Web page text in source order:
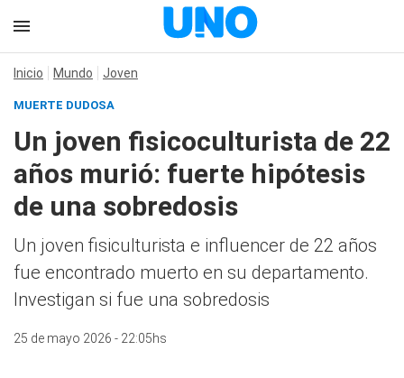
Inicio Mundo Joven
MUERTE DUDOSA
Un joven fisicoculturista de 22
años murió: fuerte hipótesis
de una sobredosis
Un joven fisiculturista e influencer de 22 años
fue encontrado muerto en su departamento.
Investigan si fue una sobredosis
25 de mayo 2026 - 22:05hs